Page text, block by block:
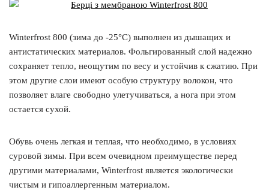
Winterfrost 800 (зима до -25°C) выполнен из дышащих и
антистатических материалов. Фольгированный слой надежно
сохраняет тепло, неощутим по весу и устойчив к сжатию. При
этом другие слои имеют особую структуру волокон, что
позволяет влаге свободно улетучиваться, а нога при этом
остается сухой.
Обувь очень легкая и теплая, что необходимо, в условиях
суровой зимы. При всем очевидном преимуществе перед
другими материалами, Winterfrost является экологически
чистым и гипоаллергенным материалом.